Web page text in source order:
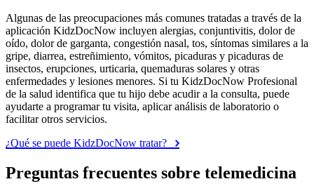
Algunas de las preocupaciones más comunes tratadas a través de la
aplicación KidzDocNow incluyen alergias, conjuntivitis, dolor de
oído, dolor de garganta, congestión nasal, tos, síntomas similares a la
gripe, diarrea, estreñimiento, vómitos, picaduras y picaduras de
insectos, erupciones, urticaria, quemaduras solares y otras
enfermedades y lesiones menores. Si tu KidzDocNow Profesional
de la salud identifica que tu hijo debe acudir a la consulta, puede
ayudarte a programar tu visita, aplicar análisis de laboratorio o
facilitar otros servicios.
¿Qué se puede KidzDocNow tratar?
Preguntas frecuentes sobre telemedicina